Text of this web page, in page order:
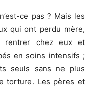
ce pas ? Mais les
qui ont perdu mère,
rentrer chez eux et
en soins intensifs ;
seuls sans ne plus
torture. Les pères et